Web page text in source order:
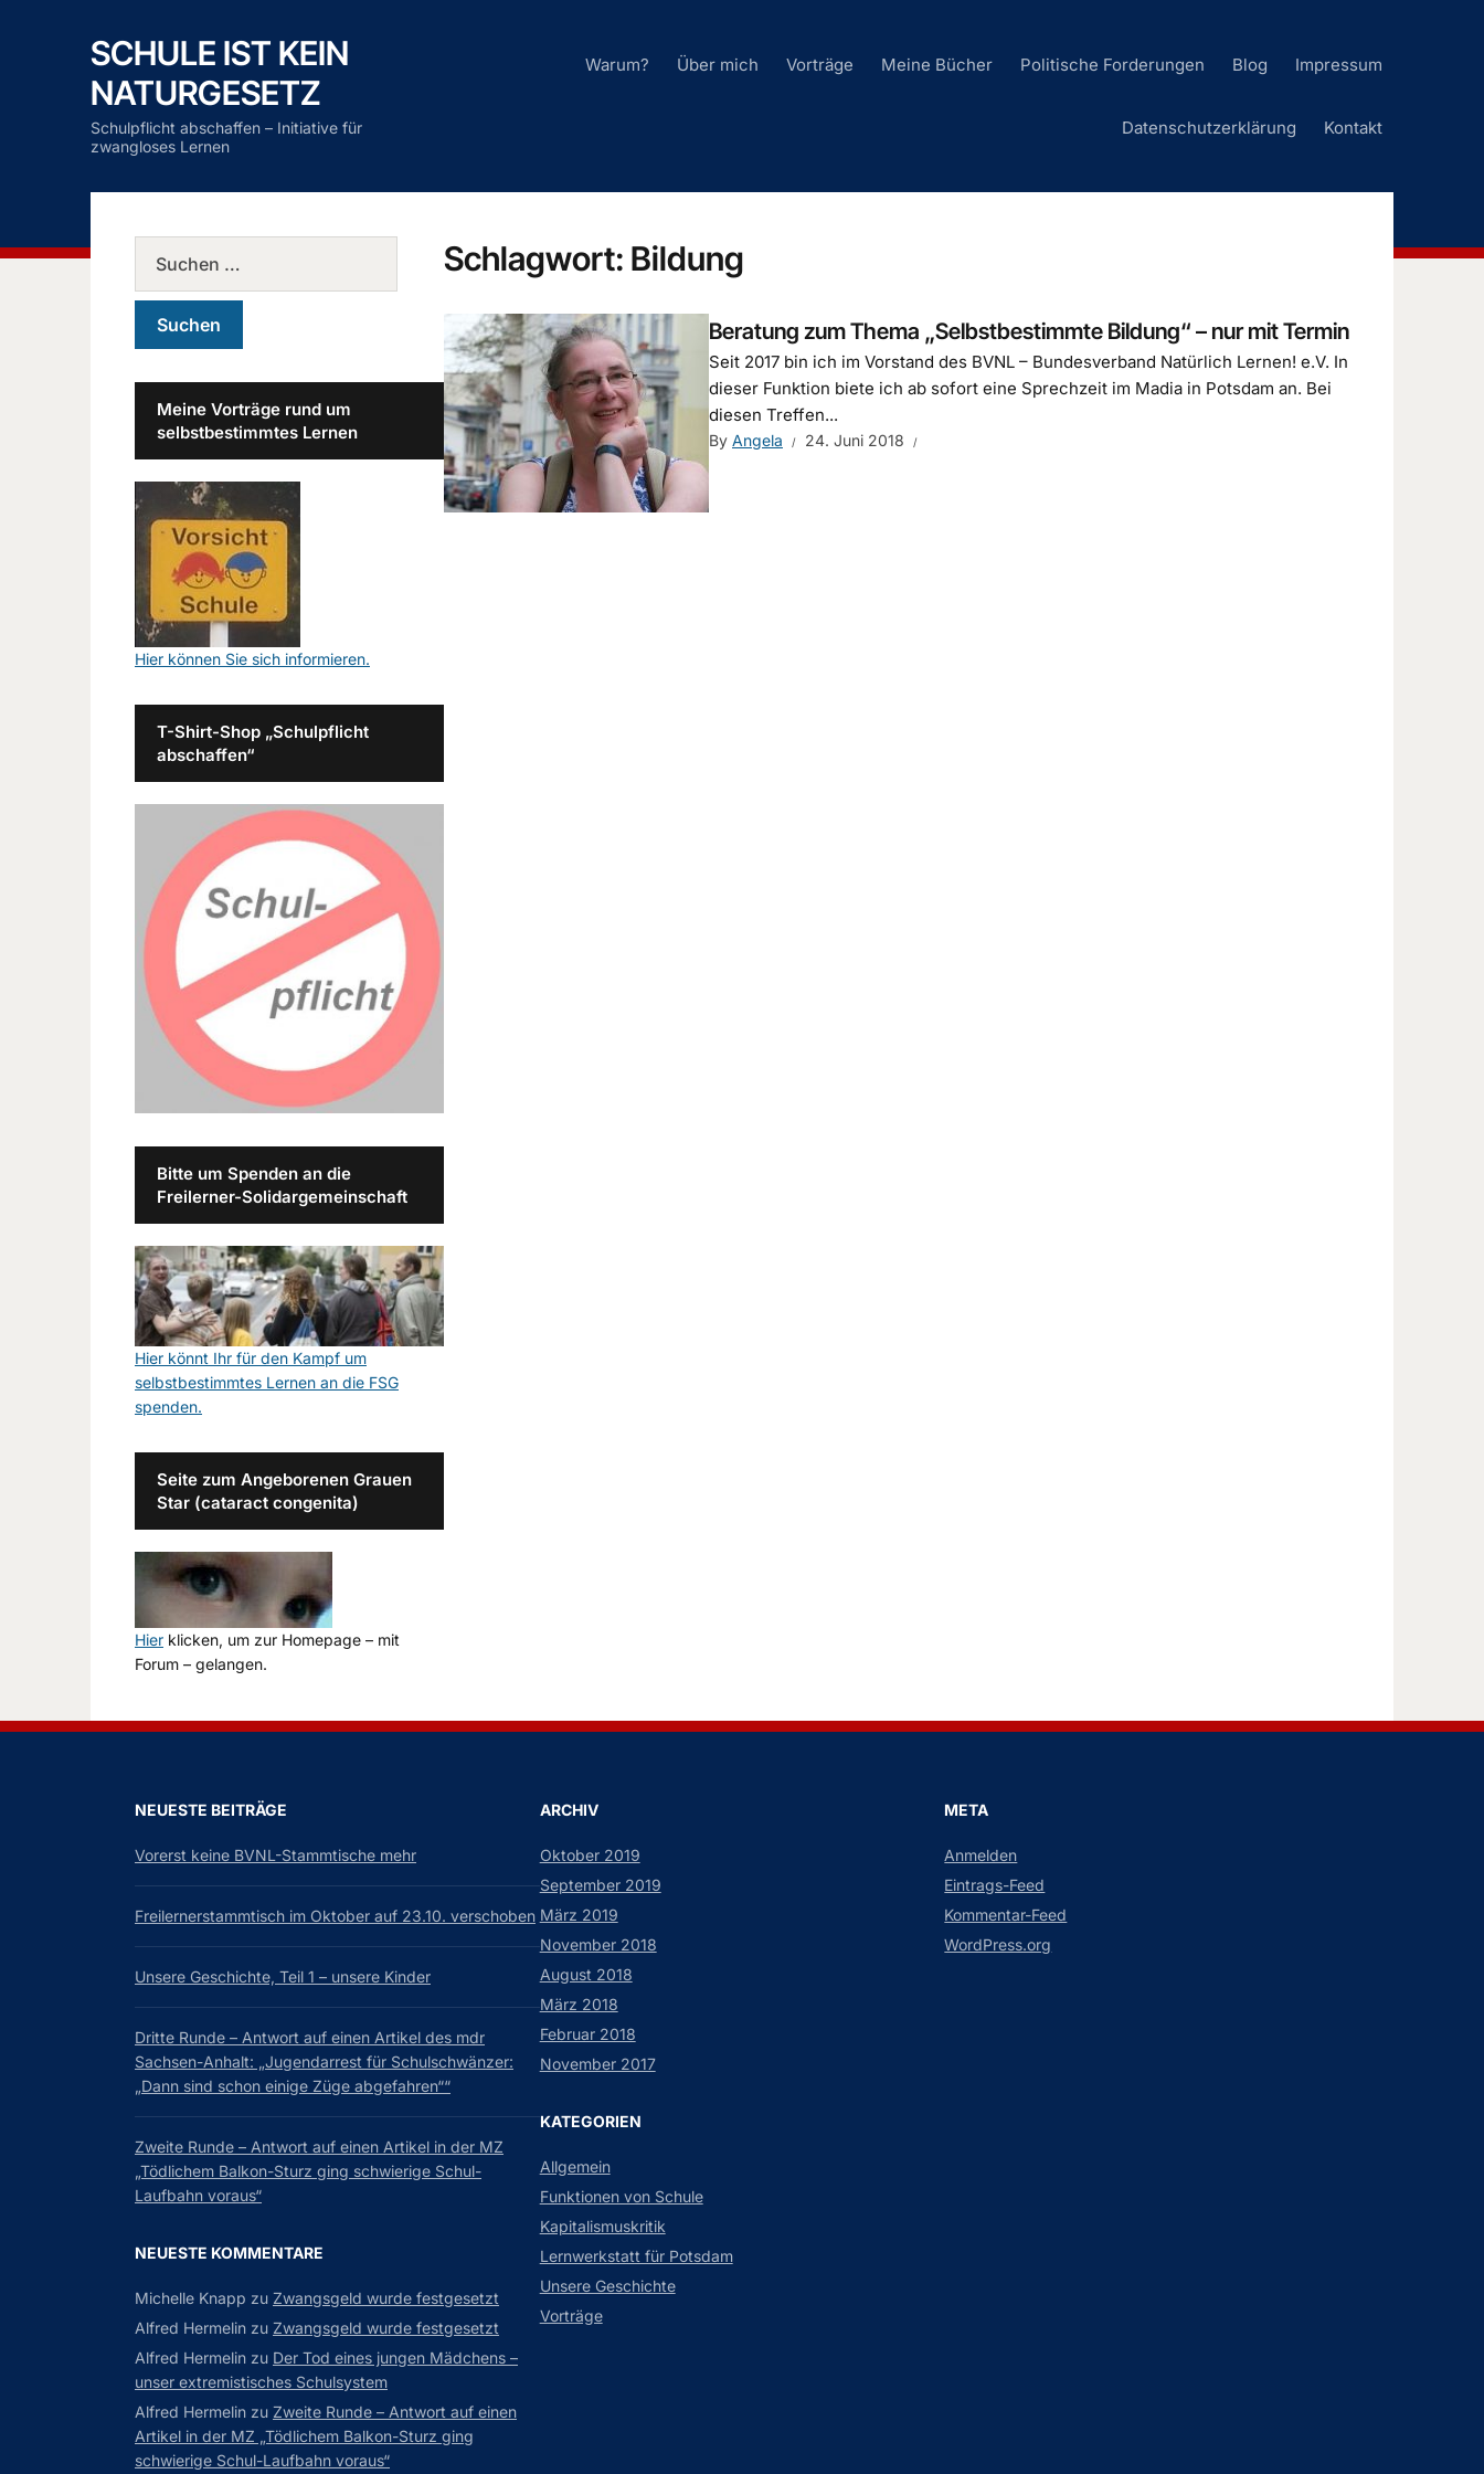
SCHULE IST KEIN
NATURGESETZ
Schulpflicht abschaffen – Initiative für
zwangloses Lernen
Warum? Über mich Vorträge Meine Bücher Politische Forderungen Blog Impressum
Datenschutzerklärung Kontakt
Schlagwort: Bildung
Beratung zum Thema „Selbstbestimmte Bildung“ – nur mit Termin
Seit 2017 bin ich im Vorstand des BVNL – Bundesverband Natürlich Lernen! e.V. In
dieser Funktion biete ich ab sofort eine Sprechzeit im Madia in Potsdam an. Bei
diesen Treffen...
By Angela 24. Juni 2018
Meine Vorträge rund um
selbstbestimmtes Lernen
Hier können Sie sich informieren.
T-Shirt-Shop „Schulpflicht
abschaffen“
Bitte um Spenden an die
Freilerner-Solidargemeinschaft
Hier könnt Ihr für den Kampf um
selbstbestimmtes Lernen an die FSG
spenden.
Seite zum Angeborenen Grauen
Star (cataract congenita)
Hier klicken, um zur Homepage – mit
Forum – gelangen.
NEUESTE BEITRÄGE
Vorerst keine BVNL-Stammtische mehr
Freilernerstammtisch im Oktober auf 23.10. verschoben
Unsere Geschichte, Teil 1 – unsere Kinder
Dritte Runde – Antwort auf einen Artikel des mdr
Sachsen-Anhalt: „Jugendarrest für Schulschwänzer:
„Dann sind schon einige Züge abgefahren““
Zweite Runde – Antwort auf einen Artikel in der MZ
„Tödlichem Balkon-Sturz ging schwierige Schul-
Laufbahn voraus“
NEUESTE KOMMENTARE
Michelle Knapp zu Zwangsgeld wurde festgesetzt
Alfred Hermelin zu Zwangsgeld wurde festgesetzt
Alfred Hermelin zu Der Tod eines jungen Mädchens –
unser extremistisches Schulsystem
Alfred Hermelin zu Zweite Runde – Antwort auf einen
Artikel in der MZ „Tödlichem Balkon-Sturz ging
schwierige Schul-Laufbahn voraus“
ARCHIV
Oktober 2019
September 2019
März 2019
November 2018
August 2018
März 2018
Februar 2018
November 2017
KATEGORIEN
Allgemein
Funktionen von Schule
Kapitalismuskritik
Lernwerkstatt für Potsdam
Unsere Geschichte
Vorträge
META
Anmelden
Eintrags-Feed
Kommentar-Feed
WordPress.org